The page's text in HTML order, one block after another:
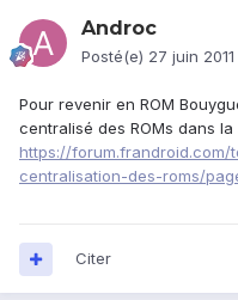
Androc
Posté(e) 27 juin 2011
Pour revenir en ROM
centralisé des ROMs dans
https://forum.frandroid.com/
centralisation-des-roms/
Citer